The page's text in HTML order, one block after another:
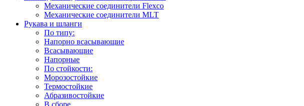
Механические соединители Flexco
Механические соединители MLT
Рукава и шланги
По типу:
Напорно всасывающие
Всасывающие
Напорные
По стойкости:
Морозостойкие
Термостойкие
Абразивостойкие
В сборе